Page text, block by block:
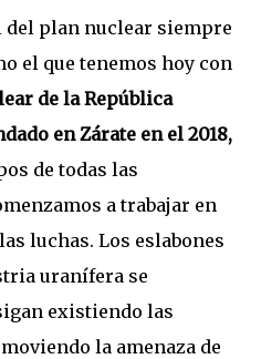
plan nuclear siempre
el que tenemos hoy con
de la República
en Zárate en el 2018,
de todas las
a trabajar en
luchas. Los eslabones
uranífera se
existiendo las
la amenaza de